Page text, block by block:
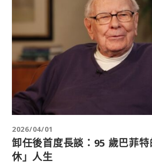
2026/04/01
卸任後首度長談：95 歲巴菲
休」人生